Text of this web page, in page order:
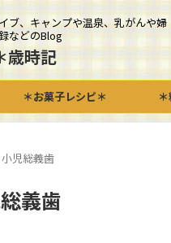
ブ、キャンプや温泉、乳がんや婦
などのBlog
歳時記
＊お菓子レシピ＊
小児総義歯
義歯